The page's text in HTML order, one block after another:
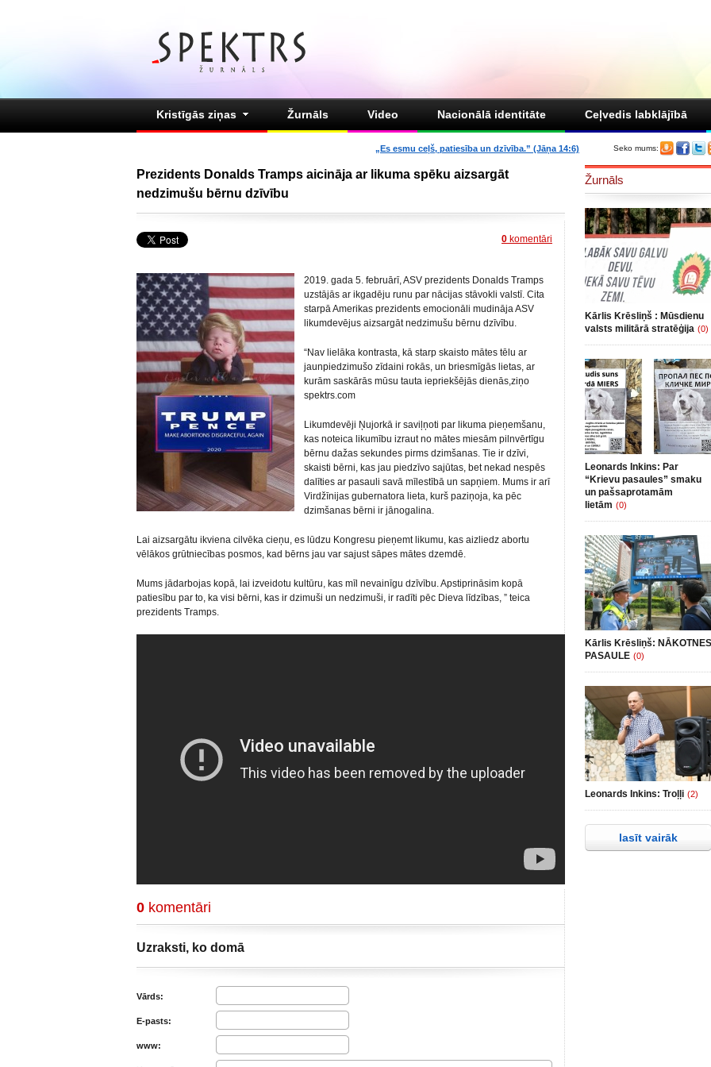
Kristīgās ziņas Žurnāls Video Nacionālā identitāte Ceļvedis labklājībā
Seko mums:
„Es esmu ceļš, patiesība un dzīvība.” (Jāņa 14:6)
Prezidents Donalds Tramps aicināja ar likuma spēku aizsargāt
nedzimušu bērnu dzīvību
0 komentāri
2019. gada 5. februārī, ASV prezidents Donalds Tramps
uzstājās ar ikgadēju runu par nācijas stāvokli valstī. Cita
starpā Amerikas prezidents emocionāli mudināja ASV
likumdevējus aizsargāt nedzimušu bērnu dzīvību.
“Nav lielāka kontrasta, kā starp skaisto mātes tēlu ar
jaunpiedzimušo zīdaini rokās, un briesmīgās lietas, ar
kurām saskārās mūsu tauta iepriekšējās dienās,ziņo
spektrs.com
Likumdevēji Ņujorkā ir saviļņoti par likuma pieņemšanu,
kas noteica likumību izraut no mātes miesām pilnvērtīgu
bērnu dažas sekundes pirms dzimšanas. Tie ir dzīvi,
skaisti bērni, kas jau piedzīvo sajūtas, bet nekad nespēs
dalīties ar pasauli savā mīlestībā un sapņiem. Mums ir arī
Virdžīnijas gubernatora lieta, kurš paziņoja, ka pēc
dzimšanas bērni ir jānogalina.
Lai aizsargātu ikviena cilvēka cieņu, es lūdzu Kongresu pieņemt likumu, kas aizliedz abortu
vēlākos grūtniecības posmos, kad bērns jau var sajust sāpes mātes dzemdē.
Mums jādarbojas kopā, lai izveidotu kultūru, kas mīl nevainīgu dzīvību. Apstiprināsim kopā
patiesību par to, ka visi bērni, kas ir dzimuši un nedzimuši, ir radīti pēc Dieva līdzības, ” teica
prezidents Tramps.
0 komentāri
Uzraksti, ko domā
Vārds:
E-pasts:
www:
Žurnāls
Kārlis Krēsliņš : Mūsdienu
valsts militārā stratēģija (0)
Leonards Inkins: Par
“Krievu pasaules” smaku
un pašsaprotamām
lietām (0)
Kārlis Krēsliņš: NĀKOTNES
PASAULE (0)
Leonards Inkins: Troļļi (2)
lasīt vairāk